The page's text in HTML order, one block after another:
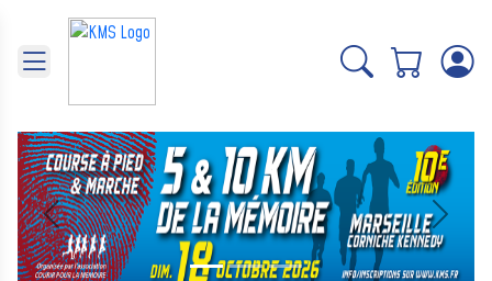
Précédent Suivant
Panneau de gestion des cookies